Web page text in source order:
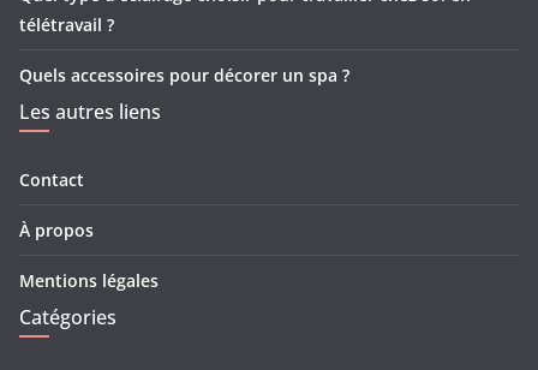
télétravail ?
Quels accessoires pour décorer un spa ?
Les autres liens
Contact
À propos
Mentions légales
Catégories